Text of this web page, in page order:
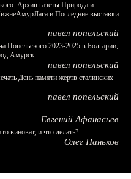
Архив газеты Природа и
и Последние выставки
павел попельский
Попельского 2023-2025 в Болгарии,
Амурск
павел попельский
День памяти жертв сталинских
павел попельский
Евгений Афанасьев
виноват, и что делать?
Олег Паньков